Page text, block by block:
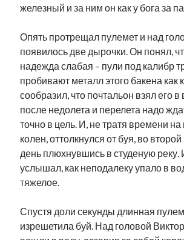
железный и за ним он как у бога за
Опять протрещал пулемет и над
появилось две дырочки. Он понял,
надежда слабая – пули под калибр
пробивают металл этого бакена как
сообразил, что почтальон взял его в
после недолета и перелета надо
точно в цель. И, не тратя времени на
колен, оттолкнулся от буя, во второй
день плюхнувшись в студеную реку.
услышал, как неподалеку упало в
тяжелое.
Спустя доли секунды длинная
изрешетила буй. Над головой